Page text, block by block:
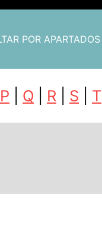
POR APARTADOS
P Q R S T